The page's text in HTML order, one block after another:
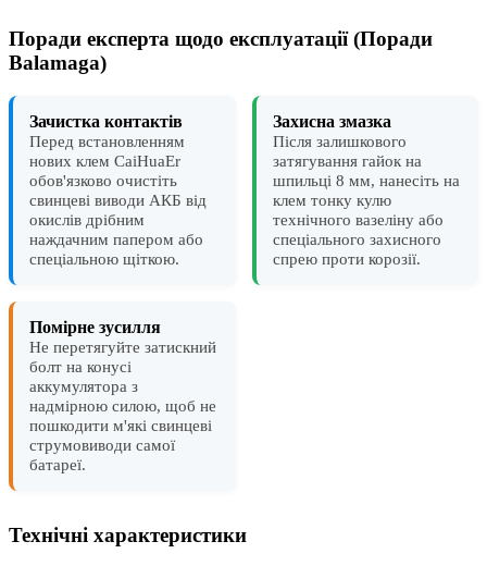
Поради експерта щодо експлуатації (Поради
Balamaga)
Зачистка контактів
Перед встановленням
нових клем CaiHuaEr
обов'язково очистіть
свинцеві виводи АКБ від
окислів дрібним
наждачним папером або
спеціальною щіткою.
Захисна змазка
Після залишкового
затягування гайок на
шпильці 8 мм, нанесіть на
клем тонку кулю
технічного вазеліну або
спеціального захисного
спрею проти корозії.
Помірне зусилля
Не перетягуйте затискний
болт на конусі
аккумулятора з
надмірною силою, щоб не
пошкодити м'які свинцеві
струмовиводи самої
батареї.
Технічні характеристики